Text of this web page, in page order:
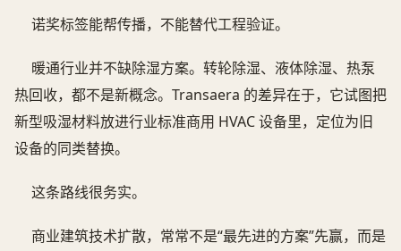
诺奖标签能帮传播，不能替代工程验证。
暖通行业并不缺除湿方案。转轮除湿、液体除湿、热泵
热回收，都不是新概念。Transaera 的差异在于，它试图把
新型吸湿材料放进行业标准商用 HVAC 设备里，定位为旧
设备的同类替换。
这条路线很务实。
商业建筑技术扩散，常常不是“最先进的方案”先赢，而是